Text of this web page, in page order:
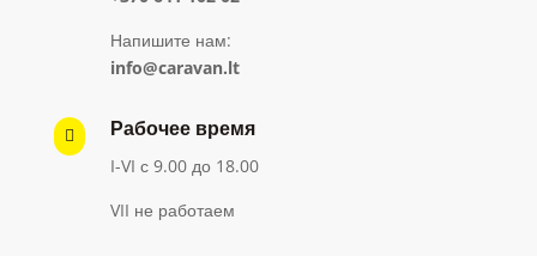
Напишите нам:
info@caravan.lt
 Рабочее время
I-VI с 9.00 до 18.00
VII не работаем